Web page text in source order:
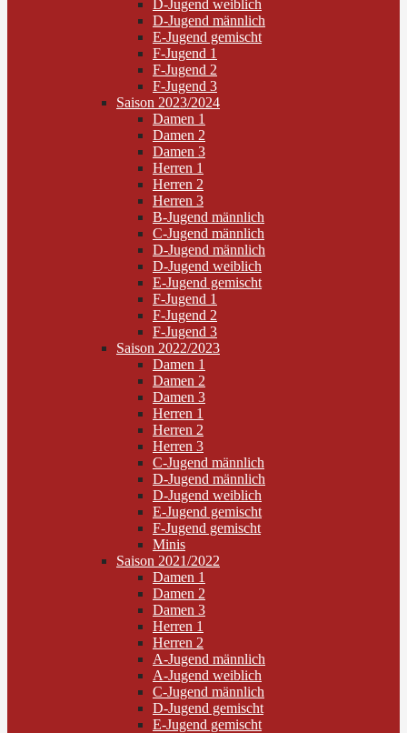
D-Jugend weiblich
D-Jugend männlich
E-Jugend gemischt
F-Jugend 1
F-Jugend 2
F-Jugend 3
Saison 2023/2024
Damen 1
Damen 2
Damen 3
Herren 1
Herren 2
Herren 3
B-Jugend männlich
C-Jugend männlich
D-Jugend männlich
D-Jugend weiblich
E-Jugend gemischt
F-Jugend 1
F-Jugend 2
F-Jugend 3
Saison 2022/2023
Damen 1
Damen 2
Damen 3
Herren 1
Herren 2
Herren 3
C-Jugend männlich
D-Jugend männlich
D-Jugend weiblich
E-Jugend gemischt
F-Jugend gemischt
Minis
Saison 2021/2022
Damen 1
Damen 2
Damen 3
Herren 1
Herren 2
A-Jugend männlich
A-Jugend weiblich
C-Jugend männlich
D-Jugend gemischt
E-Jugend gemischt